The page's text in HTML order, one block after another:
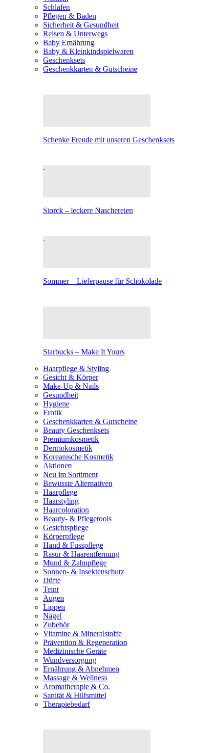
Schlafen
Pflegen & Baden
Sicherheit & Gesundheit
Reisen & Unterwegs
Baby Ernährung
Baby & Kleinkindspielwaren
Geschenksets
Geschenkkarten & Gutscheine
Schenke Freude mit unseren Geschenksets
Storck – leckere Naschereien
Sommer – Lieferpause für Schokolade
Starbucks – Make It Yours
Haarpflege & Styling
Gesicht & Körper
Make-Up & Nails
Gesundheit
Hygiene
Erotik
Geschenkkarten & Gutscheine
Beauty Geschenksets
Premiumkosmetik
Dermokosmetik
Koreanische Kosmetik
Aktionen
Neu im Sortiment
Bewusste Alternativen
Haarpflege
Haarstyling
Haarcoloration
Beauty- & Pflegetools
Gesichtspflege
Körperpflege
Hand & Fusspflege
Rasur & Haarentfernung
Mund & Zahnpflege
Sonnen- & Insektenschutz
Düfte
Teint
Augen
Lippen
Nägel
Zubehör
Vitamine & Mineralstoffe
Prävention & Regeneration
Medizinische Geräte
Wundversorgung
Ernährung & Abnehmen
Massage & Wellness
Aromatherapie & Co.
Sanität & Hilfsmittel
Therapiebedarf